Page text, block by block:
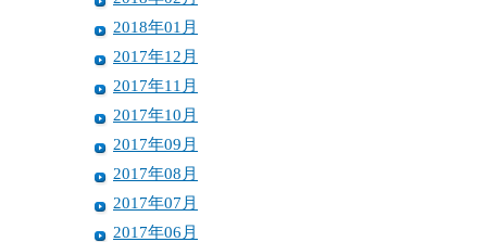
2018年01月
2017年12月
2017年11月
2017年10月
2017年09月
2017年08月
2017年07月
2017年06月